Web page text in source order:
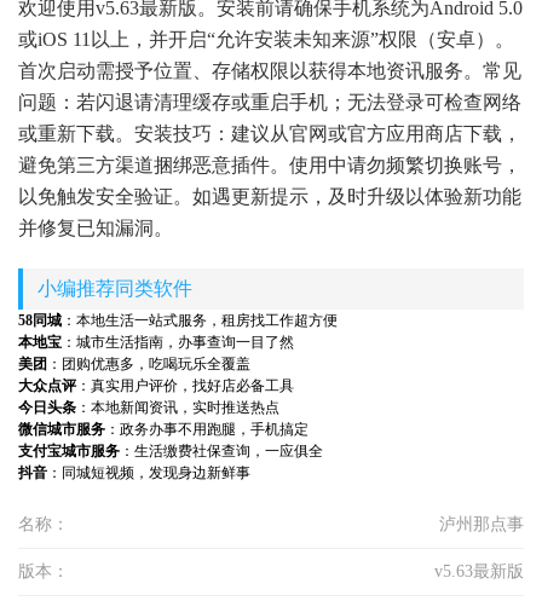
欢迎使用v5.63最新版。安装前请确保手机系统为Android 5.0
或iOS 11以上，并开启“允许安装未知来源”权限（安卓）。
首次启动需授予位置、存储权限以获得本地资讯服务。常见
问题：若闪退请清理缓存或重启手机；无法登录可检查网络
或重新下载。安装技巧：建议从官网或官方应用商店下载，
避免第三方渠道捆绑恶意插件。使用中请勿频繁切换账号，
以免触发安全验证。如遇更新提示，及时升级以体验新功能
并修复已知漏洞。
小编推荐同类软件
58同城 ：本地生活一站式服务，租房找工作超方便
本地宝 ：城市生活指南，办事查询一目了然
美团 ：团购优惠多，吃喝玩乐全覆盖
大众点评 ：真实用户评价，找好店必备工具
今日头条 ：本地新闻资讯，实时推送热点
微信城市服务 ：政务办事不用跑腿，手机搞定
支付宝城市服务 ：生活缴费社保查询，一应俱全
抖音 ：同城短视频，发现身边新鲜事
名称： 泸州那点事
版本： v5.63最新版